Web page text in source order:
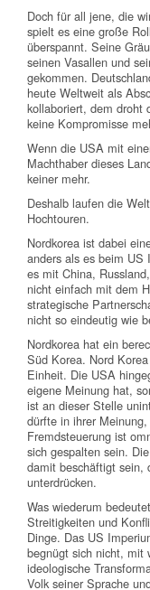
Doch für all jene, die
spielt es eine große
überspannt. Seine
seinen Vasallen und
gekommen.
heute Weltweit als
kollaboriert, dem droht
keine Kompromisse
Wenn die USA mit
Machthaber dieses
keiner mehr.
Deshalb laufen die
Hochtouren.
Nordkorea ist dabei
anders als es beim
es mit China,
nicht einfach mit dem
strategische
nicht so eindeutig wie
Nordkorea hat ein
Süd Korea. Nord
Einheit. Die USA
eigene Meinung hat,
ist an dieser Stelle
dürfte in ihrer
Fremdsteuerung ist
sich gespalten sein.
damit beschäftigt sein,
unterdrücken.
Was wiederum
Streitigkeiten und
Dinge. Das US
begnügt sich nicht, mit
ideologische
Volk seiner Sprache